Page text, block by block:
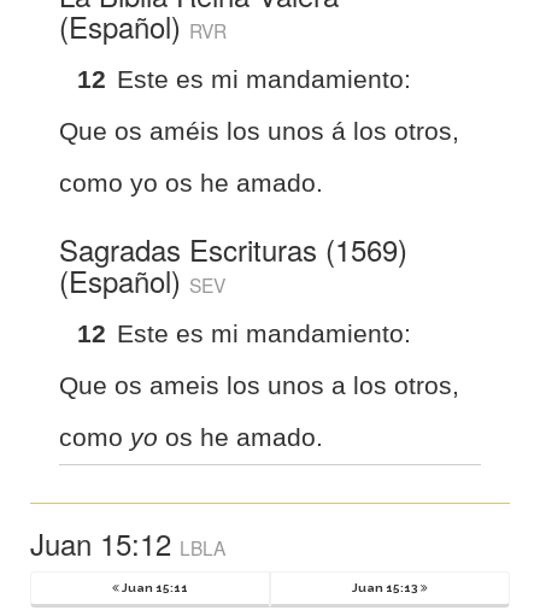
(Español) RVR
12 Este es mi mandamiento:
Que os améis los unos á los otros,
como yo os he amado.
Sagradas Escrituras (1569)
(Español) SEV
12 Este es mi mandamiento:
Que os ameis los unos a los otros,
como yo os he amado.
Juan 15:12 LBLA
Juan 15:11 Juan 15:13